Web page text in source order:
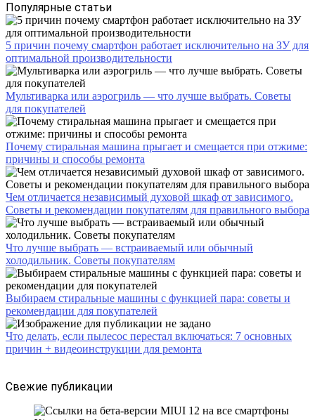
Популярные статьи
5 причин почему смартфон работает исключительно на ЗУ для
оптимальной производительности
Мультиварка или аэрогриль — что лучше выбрать. Советы
для покупателей
Почему стиральная машина прыгает и смещается при отжиме:
причины и способы ремонта
Чем отличается независимый духовой шкаф от зависимого.
Советы и рекомендации покупателям для правильного выбора
Что лучше выбрать — встраиваемый или обычный
холодильник. Советы покупателям
Выбираем стиральные машины с функцией пара: советы и
рекомендации для покупателей
Что делать, если пылесос перестал включаться: 7 основных
причин + видеоинструкции для ремонта
Свежие публикации